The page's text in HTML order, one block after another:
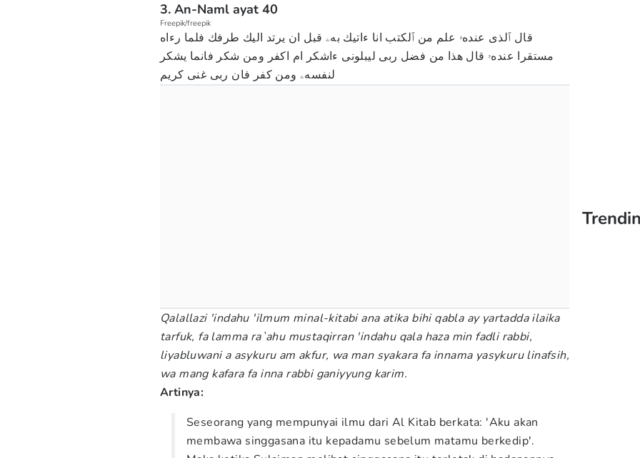
3. An-Naml ayat 40
Freepik/freepik
قال ٱلذى عندهۥ علم من ٱلكتب انا ءاتيك بهۦ قبل ان يرتد اليك طرفك فلما رءاه
مستقرا عندهۥ قال هذا من فضل ربى ليبلونى ءاشكر ام اكفر ومن شكر فانما يشكر
لنفسهۦ ومن كفر فان ربى غنى كريم
Qalallazi 'indahu'ilmum minal-kitabi ana atika bihi qabla ay yartadda ilaika
tarfuk, fa lamma ra`ahu mustaqirran 'indahuqala haza min fadli rabbi,
liyabluwani a asykuru am akfur, wa man syakara fa innama yasykuru linafsih,
wa mang kafara fa inna rabbi ganiyyung karim.
Artinya:
Seseorang yang mempunyai ilmu dari Al Kitab berkata: 'Aku akan
membawa singgasana itu kepadamu sebelum matamu berkedip'.